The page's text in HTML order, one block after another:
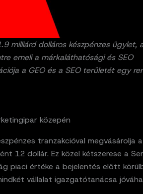
milliárd dolláros készpénzes ügylet,
emeli a márkaláthatósági és SEO
a GEO és a SEO területét egy
közepén
tranzakcióval megvásárolja a
12 dollár. Ez közel kétszerese a
piaci értéke a bejelentés előtt
vállalat igazgatótanácsa